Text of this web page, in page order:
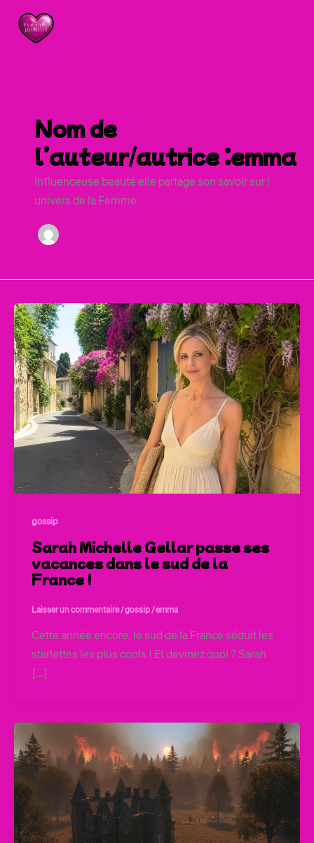
contenu
Nom de
l’auteur/autrice :emma
Influenceuse beauté elle partage son savoir sur l
univers de la Femme
gossip
Sarah Michelle Gellar passe ses
vacances dans le sud de la
France !
Laisser un commentaire/gossip/emma
Cette année encore, le sud de la France séduit les
starlettes les plus cools ! Et devinez quoi ? Sarah
[…]